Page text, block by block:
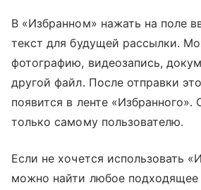
В «Избранном» нажать на поле
текст для будущей рассылки.
фотографию, видеозапись,
другой файл. После отправки
появится в ленте «Избранного».
только самому пользователю.
Если не хочется использовать
можно найти любое